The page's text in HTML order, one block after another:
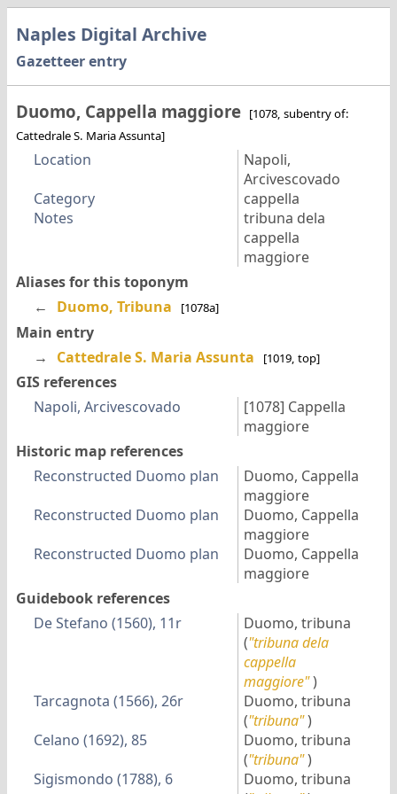
Naples Digital Archive
Gazetteer entry
Duomo, Cappella maggiore [1078, subentry of:
Cattedrale S. Maria Assunta]
Location
Napoli,
Arcivescovado
Category
cappella
Notes
tribuna dela
cappella
maggiore
Aliases for this toponym
←
Duomo, Tribuna [1078a]
Main entry
→
Cattedrale S. Maria Assunta [1019, top]
GIS references
Napoli, Arcivescovado
[1078] Cappella
maggiore
Historic map references
Reconstructed Duomo plan
Duomo, Cappella
maggiore
Reconstructed Duomo plan
Duomo, Cappella
maggiore
Reconstructed Duomo plan
Duomo, Cappella
maggiore
Guidebook references
De Stefano (1560), 11r
Duomo, tribuna
("tribuna dela
cappella
maggiore")
Tarcagnota (1566), 26r
Duomo, tribuna
("tribuna")
Celano (1692), 85
Duomo, tribuna
("tribuna")
Sigismondo (1788), 6
Duomo, tribuna